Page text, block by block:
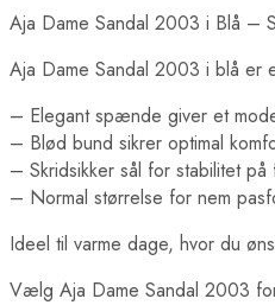
Aja Dame Sandal 2003 i Blå –
Aja Dame Sandal 2003 i blå er
– Elegant spænde giver et
– Blød bund sikrer optimal
– Skridsikker sål for stabilitet
– Normal størrelse for nem
Ideel til varme dage, hvor du
Vælg Aja Dame Sandal 2003